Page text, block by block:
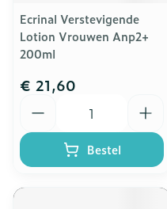
Ecrinal Verstevigende
Lotion Vrouwen Anp2+
200ml
€ 21,60
Bestel